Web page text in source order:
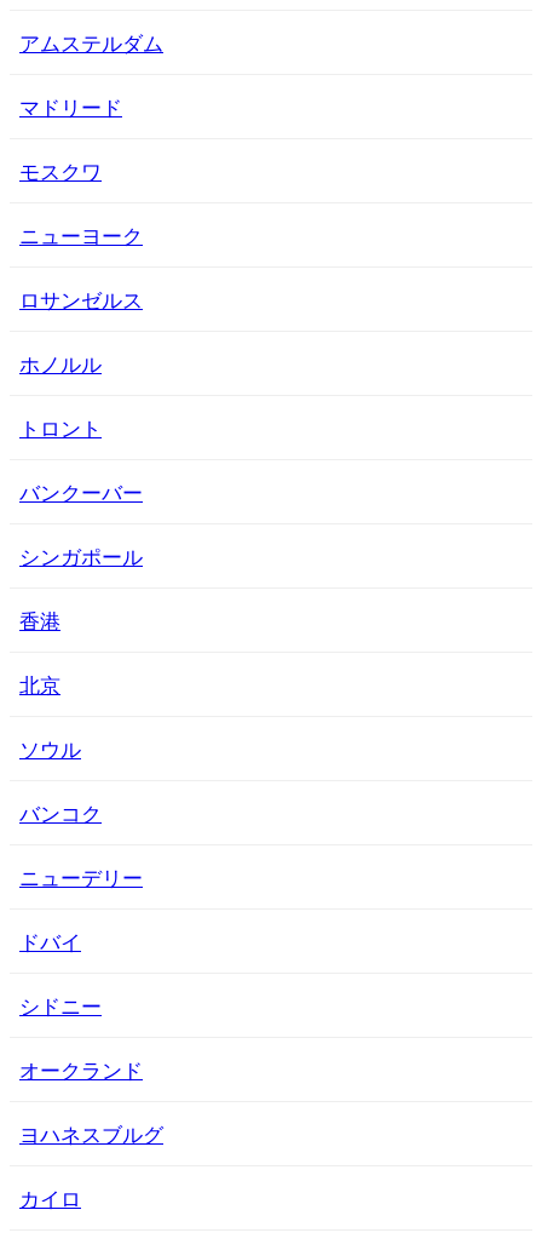
アムステルダム
マドリード
モスクワ
ニューヨーク
ロサンゼルス
ホノルル
トロント
バンクーバー
シンガポール
香港
北京
ソウル
バンコク
ニューデリー
ドバイ
シドニー
オークランド
ヨハネスブルグ
カイロ